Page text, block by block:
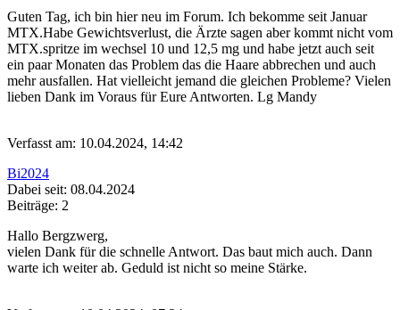
Guten Tag, ich bin hier neu im Forum. Ich bekomme seit Januar
MTX.Habe Gewichtsverlust, die Ärzte sagen aber kommt nicht vom
MTX.spritze im wechsel 10 und 12,5 mg und habe jetzt auch seit
ein paar Monaten das Problem das die Haare abbrechen und auch
mehr ausfallen. Hat vielleicht jemand die gleichen Probleme? Vielen
lieben Dank im Voraus für Eure Antworten. Lg Mandy
Verfasst am: 10.04.2024, 14:42
Bi2024
Dabei seit: 08.04.2024
Beiträge: 2
Hallo Bergzwerg,
vielen Dank für die schnelle Antwort. Das baut mich auch. Dann
warte ich weiter ab. Geduld ist nicht so meine Stärke.